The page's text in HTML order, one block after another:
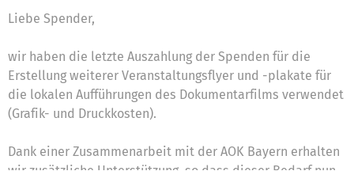
Liebe Spender,
wir haben die letzte Auszahlung der Spenden für die
Erstellung weiterer Veranstaltungsflyer und -plakate für
die lokalen Aufführungen des Dokumentarfilms verwendet
(Grafik- und Druckkosten).
Dank einer Zusammenarbeit mit der AOK Bayern erhalten